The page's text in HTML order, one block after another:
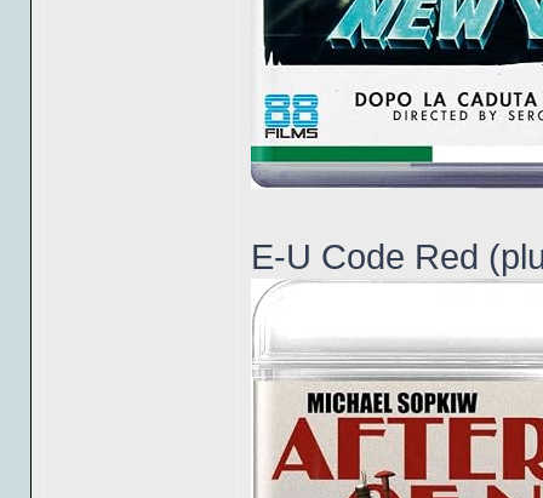
E-U Code Red